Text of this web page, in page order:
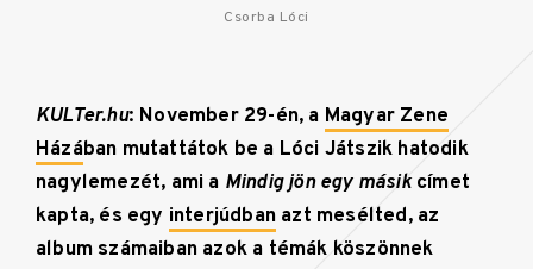
Csorba Lóci
KULTer.hu: November 29-én, a Magyar Zene
Házában mutattátok be a Lóci Játszik hatodik
nagylemezét, ami a Mindig jön egy másikcímet
kapta, és egy interjúdban azt mesélted, az
album számaiban azok a témák köszönnek